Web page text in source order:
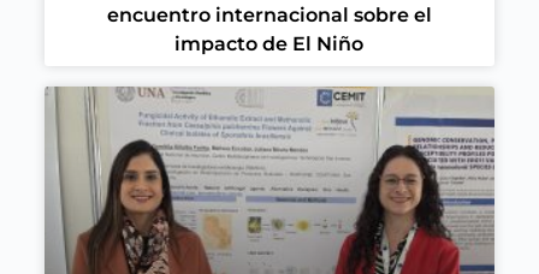
encuentro internacional sobre el
impacto de El Niño